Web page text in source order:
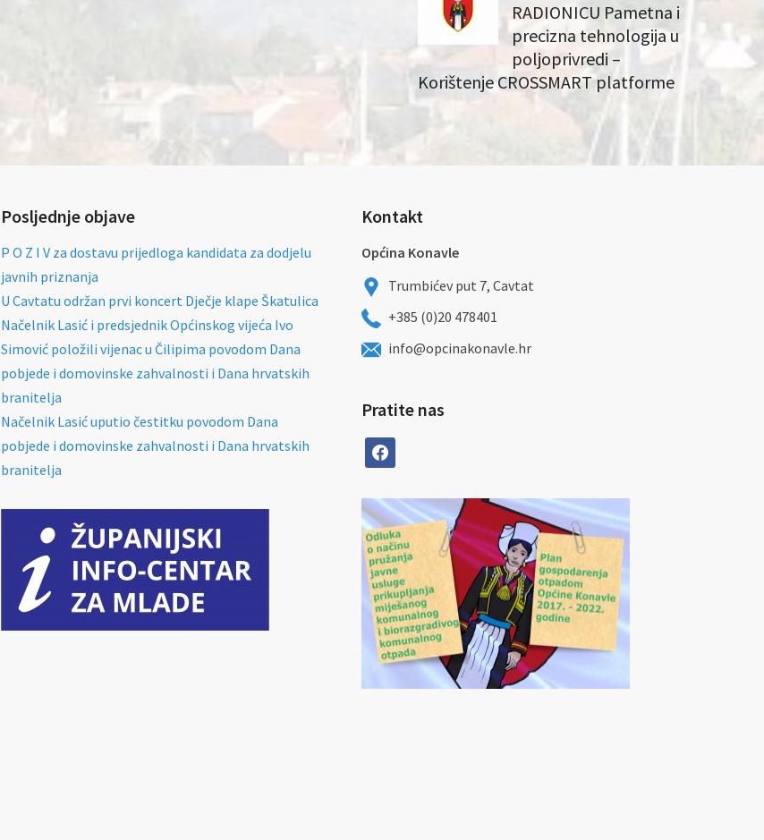
RADIONICU Pametna i
precizna tehnologija u
poljoprivredi –
Korištenje CROSSMART platforme
Posljednje objave
P O Z I V za dostavu prijedloga kandidata za dodjelu
javnih priznanja
U Cavtatu održan prvi koncert Dječje klape Škatulica
Načelnik Lasić i predsjednik Općinskog vijeća Ivo
Simović položili vijenac u Čilipima povodom Dana
pobjede i domovinske zahvalnosti i Dana hrvatskih
branitelja
Načelnik Lasić uputio čestitku povodom Dana
pobjede i domovinske zahvalnosti i Dana hrvatskih
branitelja
Kontakt
Općina Konavle
Trumbićev put 7, Cavtat
+385 (0)20 478401
info@opcinakonavle.hr
Pratite nas
facebook